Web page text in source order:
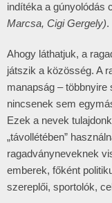
indítéka a gúnyolódás
Marcsa, Cigi Gergely).
Ahogy láthatjuk, a
játszik a közösség. A
manapság –
nincsenek sem
Ezek a nevek
„távollétében”
ragadványneveknek
emberek, főként
szereplői, sportolók,